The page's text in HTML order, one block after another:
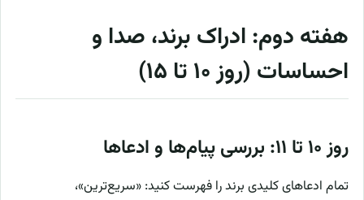
هفته دوم: ادراک برند، صدا و
احساسات (روز ۱۰ تا ۱۵)
روز ۱۰ تا ۱۱: بررسی پیام‌ها و ادعاها
تمام ادعاهای کلیدی برند را فهرست کنید: «سریع‌ترین»،